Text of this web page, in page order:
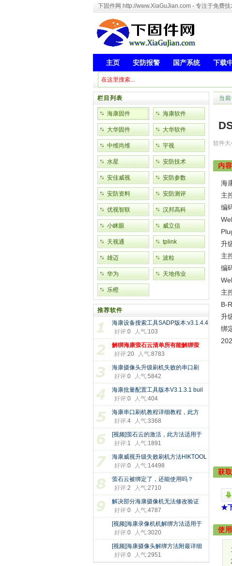
下固件网 http://www.XiaGuJian.com - 专注于免费技
主页 安防报警 国产系统 下载
当
软件大
内
海
主
编
升
主
编
主
B-
升
绑
获
★
使
栏目列表
海康固件 海康软件
大华固件 大华软件
中维尚维 宇视
水星 安防技术
安佳威视 安防参数
安防资料 安防测评
优视智联 汉邦高科
小眯眼 威立信
天视通 tplink
雄迈 波粒
华为 天地伟业
乐橙
推荐软件
海康设备搜索工具SADP版本:v3.1.4.4
好评:0 人气:103
解绑海康萤石云清单所有能解绑萤
好评:20 人气:8783
海康摄像头升级刷机失败的串口刷
好评:0 人气:5842
海康批量配置工具版本V3.1.3.1 buil
好评:0 人气:404
海康串口刷机教程详细教程，此方
好评:4 人气:3368
[视频]萤石云的激活，此方法适用于
好评:1 人气:1891
海康威视升级失败刷机方法HIKTOOL
工
好评:0 人气:14498
萤石云被绑定了，还能使用吗？
好评:2 人气:2710
解决部分海康摄像机无法修改验证
好评:0 人气:4787
[视频]海康录像机机解绑方法适用于
好评:0 人气:3020
[视频]海康摄像头解绑方法附最详细
好评:0 人气:2951